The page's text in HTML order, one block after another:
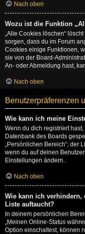
Nach oben
Wozu ist die Funktion
„Alle Cookies löschen“
sorgen, dass du im Forum
Cookies einige Funktionen,
sie von der Board-
An- oder Abmeldung hast,
Nach oben
Benutzerpräferenzen
Wie kann ich meine
Wenn du dich registriert
Datenbank des Boards
„Persönlichen Bereich“; der
wenn du auf deinen
Einstellungen ändern.
Nach oben
Wie kann ich verhindern,
Liste auftaucht?
In deinem persönlichen
„Meinen Online-Status
Option einschaltest, können